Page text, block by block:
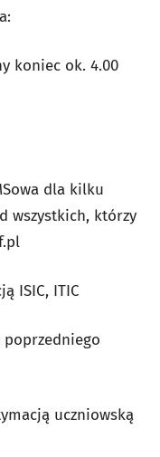
koniec ok. 4.00
dla kilku
wszystkich, którzy
ISIC, ITIC
poprzedniego
uczniowską